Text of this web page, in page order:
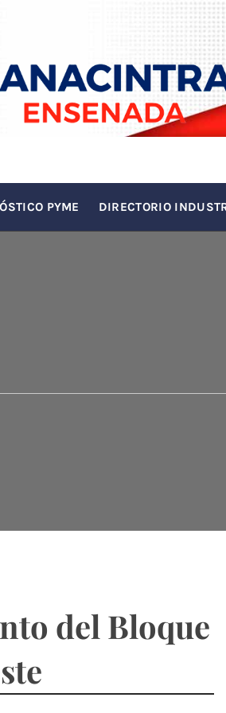
de la industria
PYME DIRECTORIO
del Bloque